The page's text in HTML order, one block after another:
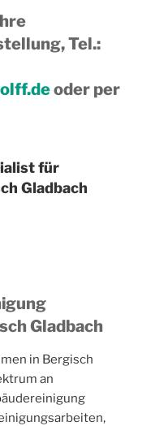
Tel.:
oder per
für
Gladbach
Gladbach
in Bergisch
an